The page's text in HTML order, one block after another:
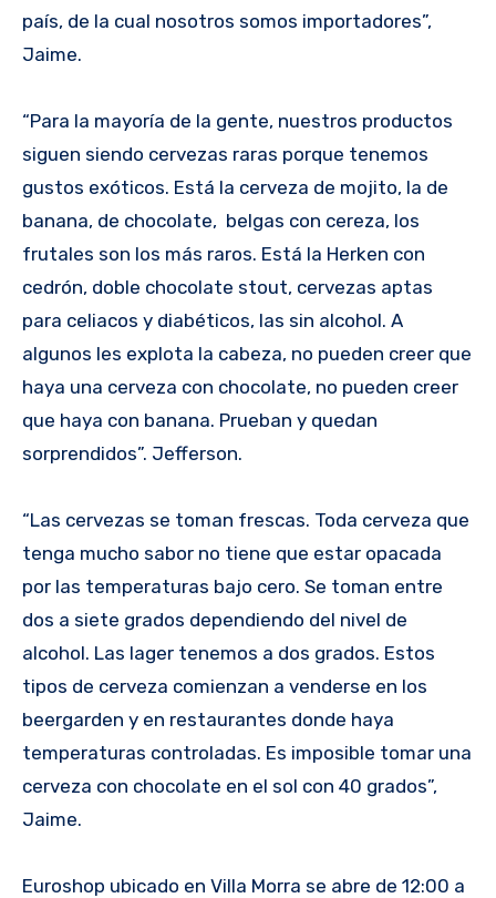
país, de la cual nosotros somos importadores”,
Jaime.
“Para la mayoría de la gente, nuestros productos
siguen siendo cervezas raras porque tenemos
gustos exóticos. Está la cerveza de mojito, la de
banana, de chocolate, belgas con cereza, los
frutales son los más raros. Está la Herken con
cedrón, doble chocolate stout, cervezas aptas
para celiacos y diabéticos, las sin alcohol. A
algunos les explota la cabeza, no pueden creer que
haya una cerveza con chocolate, no pueden creer
que haya con banana. Prueban y quedan
sorprendidos”. Jefferson.
“Las cervezas se toman frescas. Toda cerveza que
tenga mucho sabor no tiene que estar opacada
por las temperaturas bajo cero. Se toman entre
dos a siete grados dependiendo del nivel de
alcohol. Las lager tenemos a dos grados. Estos
tipos de cerveza comienzan a venderse en los
beergarden y en restaurantes donde haya
temperaturas controladas. Es imposible tomar una
cerveza con chocolate en el sol con 40 grados”,
Jaime.
Euroshop ubicado en Villa Morra se abre de 12:00 a